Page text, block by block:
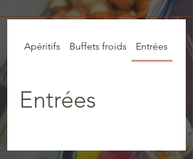
Apéritifs Buffets froids Entrées Plats
Entrées